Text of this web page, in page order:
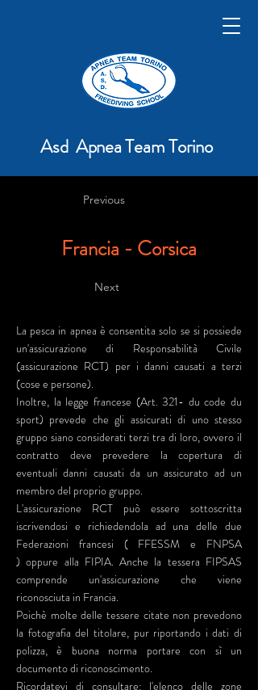
Asd Apnea Team Torino
Previous
Francia - Corsica
Next
La pesca in apnea è consentita solo se si possiede
un'assicurazione di Responsabilità Civile
(assicurazione RCT) per i danni causati a terzi
(cose e persone).
Inoltre, la legge francese (Art. 321- du code du
sport) prevede che gli assicurati di uno stesso
gruppo siano considerati terzi tra di loro, ovvero il
contratto deve prevedere la copertura di
eventuali danni causati da un assicurato ad un
membro del proprio gruppo.
L'assicurazione RCT può essere sottoscritta
iscrivendosi e richiedendola ad una delle due
Federazioni francesi ( FFESSM e FNPSA
) oppure alla FIPIA. Anche la tessera FIPSAS
comprende un'assicurazione che viene
riconosciuta in Francia.
Poichè molte delle tessere citate non prevedono
la fotografia del titolare, pur riportando i dati di
polizza, è buona norma portare con sì un
documento di riconoscimento.
Ricordatevi di consultare: l'elenco delle zone